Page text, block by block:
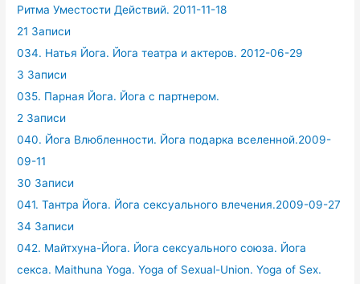
Ритма Уместости Действий. 2011-11-18
21 Записи
034. Натья Йога. Йога театра и актеров. 2012-06-29
3 Записи
035. Парная Йога. Йога с партнером.
2 Записи
040. Йога Влюбленности. Йога подарка вселенной.2009-
09-11
30 Записи
041. Тантра Йога. Йога сексуального влечения.2009-09-27
34 Записи
042. Майтхуна-Йога. Йога сексуального союза. Йога
секса. Maithuna Yoga. Yoga of Sexual-Union. Yoga of Sex.